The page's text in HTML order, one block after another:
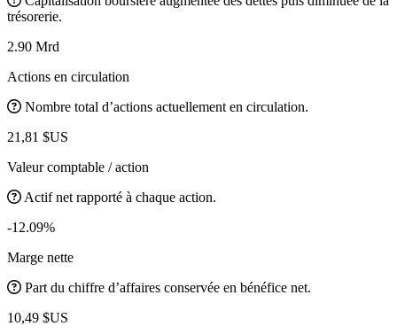
trésorerie.
2.90 Mrd
Actions en circulation
Nombre total d’actions actuellement en circulation.
21,81 $US
Valeur comptable / action
Actif net rapporté à chaque action.
-12.09%
Marge nette
Part du chiffre d’affaires conservée en bénéfice net.
10,49 $US